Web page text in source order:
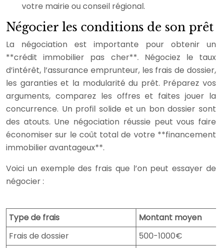
votre mairie ou conseil régional.
Négocier les conditions de son prêt
La négociation est importante pour obtenir un
**crédit immobilier pas cher**. Négociez le taux
d’intérêt, l’assurance emprunteur, les frais de dossier,
les garanties et la modularité du prêt. Préparez vos
arguments, comparez les offres et faites jouer la
concurrence. Un profil solide et un bon dossier sont
des atouts. Une négociation réussie peut vous faire
économiser sur le coût total de votre **financement
immobilier avantageux**.
Voici un exemple des frais que l’on peut essayer de
négocier :
Type de frais
Montant moyen
Frais de dossier
500-1000€